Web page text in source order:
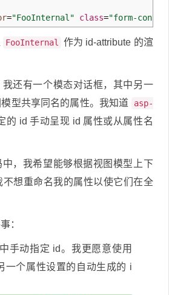
="FooInternal" class="form-
FooInternal
作为 id-attribute 的渲
还有一个模态对话框，其中另一
型共享同名的属性。我知道
asp-
的 id 手动呈现 id 属性或从属性名
，我希望能够根据视图模型上下
想重命名我的属性以使它们在全
：
手动指定 id。我更愿意使用
一个属性设置的自动生成的 i